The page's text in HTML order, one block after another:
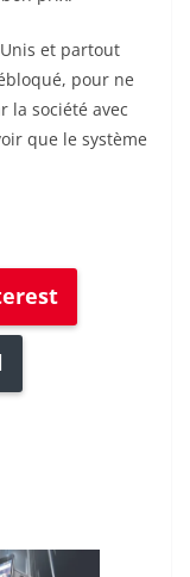
et partout
pour ne
la société avec
que le système